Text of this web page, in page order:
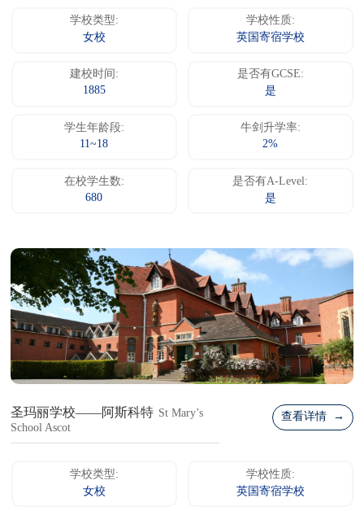
学校类型:
女校
学校性质:
英国寄宿学校
建校时间:
1885
是否有GCSE:
是
学生年龄段:
11~18
牛剑升学率:
2%
在校学生数:
680
是否有A-Level:
是
圣玛丽学校——阿斯科特 St Mary’s
School Ascot
查看详情 →
学校类型:
女校
学校性质:
英国寄宿学校